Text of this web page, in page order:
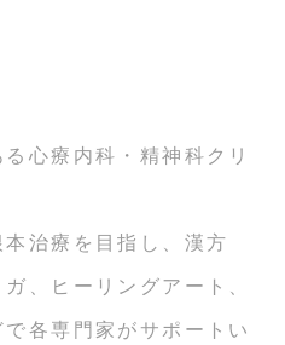
心療内科・精神科クリ
治療を目指し、漢方
、ヒーリングアート、
各専門家がサポートい